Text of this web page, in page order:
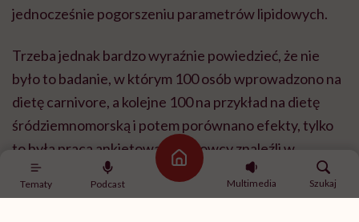
Tematy Podcast
Strona główna
Multimedia
Szukaj
jednocześnie pogorszeniu parametrów lipidowych.
Trzeba jednak bardzo wyraźnie powiedzieć, że nie
było to badanie, w którym 100 osób wprowadzono na
dietę carnivore, a kolejne 100 na przykład na dietę
śródziemnomorską i potem porównano efekty, tylko
to była praca ankietowa. Naukowcy znaleźli w
mediach społecznościowych osoby, które już
stosowały dietę carnivore, i zapytali je, jak się na niej